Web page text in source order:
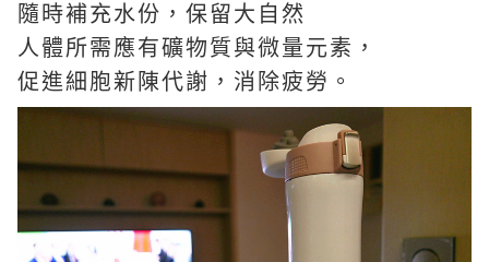
隨時補充水份，保留大自然
人體所需應有礦物質與微量元素，
促進細胞新陳代謝，消除疲勞。